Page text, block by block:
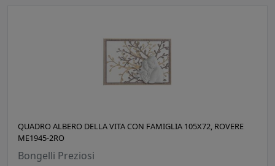
QUADRO ALBERO DELLA VITA CON FAMIGLIA 105X72, ROVERE
ME1945-2RO
Bongelli Preziosi